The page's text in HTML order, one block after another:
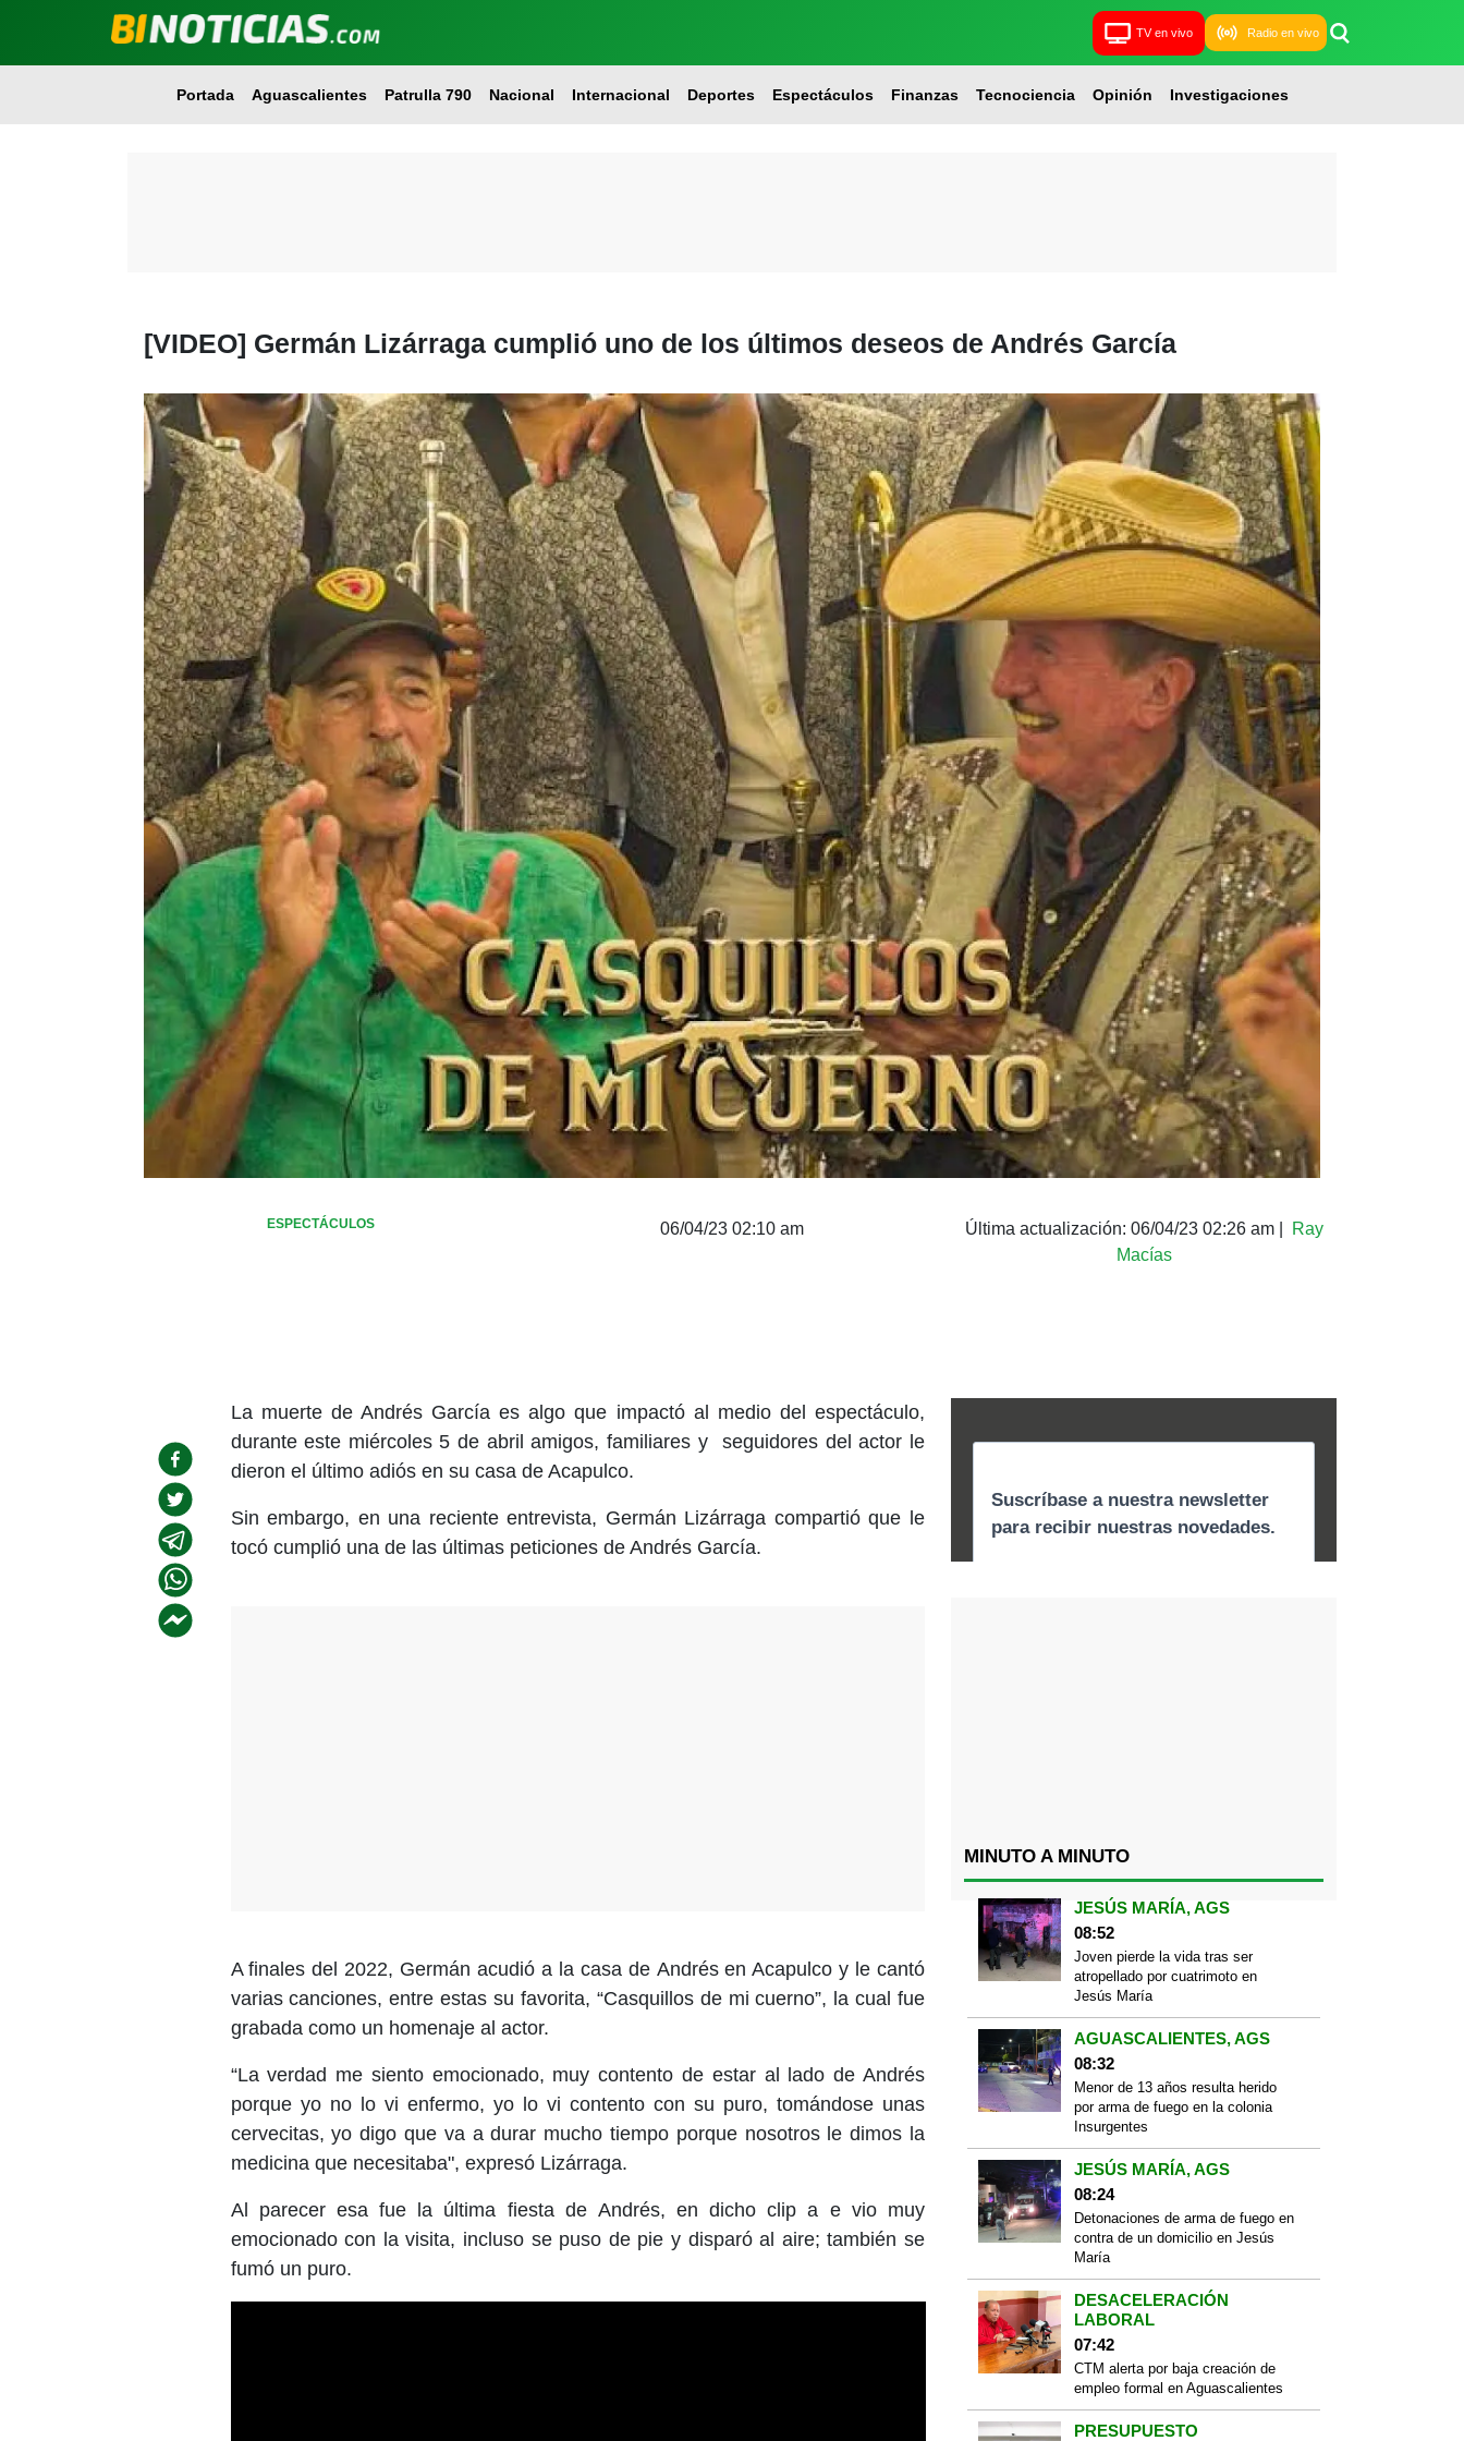
TV en vivo Radio en vivo
Portada Aguascalientes Patrulla 790 Nacional Internacional Deportes Espectáculos Finanzas Tecnociencia Opinión Investigaciones
[VIDEO] Germán Lizárraga cumplió uno de los últimos deseos de Andrés García
ESPECTÁCULOS 06/04/23 02:10 am Última actualización: 06/04/23 02:26 am|
Ray
Macías
La muerte de Andrés García es algo que impactó al medio del espectáculo,
durante este miércoles 5 de abril amigos, familiares y seguidores del actor le
dieron el último adiós en su casa de Acapulco.
Sin embargo, en una reciente entrevista, Germán Lizárraga compartió que le
tocó cumplió una de las últimas peticiones de Andrés García.
A finales del 2022, Germán acudió a la casa de Andrés en Acapulco y le cantó
varias canciones, entre estas su favorita, “Casquillos de mi cuerno”, la cual fue
grabada como un homenaje al actor.
“La verdad me siento emocionado, muy contento de estar al lado de Andrés
porque yo no lo vi enfermo, yo lo vi contento con su puro, tomándose unas
cervecitas, yo digo que va a durar mucho tiempo porque nosotros le dimos la
medicina que necesitaba", expresó Lizárraga.
Al parecer esa fue la última fiesta de Andrés, en dicho clip a e vio muy
emocionado con la visita, incluso se puso de pie y disparó al aire; también se
fumó un puro.
MINUTO A MINUTO
JESÚS MARÍA, AGS
08:52
Joven pierde la vida tras ser
atropellado por cuatrimoto en
Jesús María
AGUASCALIENTES, AGS
08:32
Menor de 13 años resulta herido
por arma de fuego en la colonia
Insurgentes
JESÚS MARÍA, AGS
08:24
Detonaciones de arma de fuego en
contra de un domicilio en Jesús
María
DESACELERACIÓN
LABORAL
07:42
CTM alerta por baja creación de
empleo formal en Aguascalientes
PRESUPUESTO